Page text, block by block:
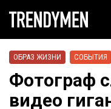
ОБРАЗ ЖИЗНИ СОБЫТИЯ
Фотограф
видео